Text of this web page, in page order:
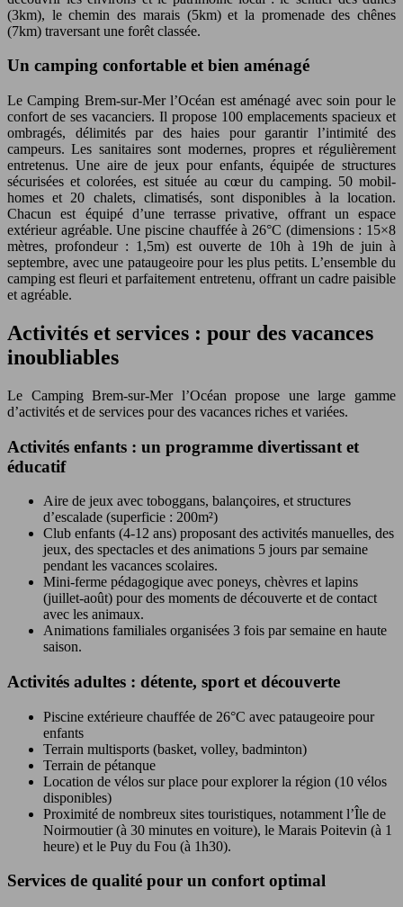
(3km), le chemin des marais (5km) et la promenade des chênes
(7km) traversant une forêt classée.
Un camping confortable et bien aménagé
Le Camping Brem-sur-Mer l’Océan est aménagé avec soin pour le
confort de ses vacanciers. Il propose 100 emplacements spacieux et
ombragés, délimités par des haies pour garantir l’intimité des
campeurs. Les sanitaires sont modernes, propres et régulièrement
entretenus. Une aire de jeux pour enfants, équipée de structures
sécurisées et colorées, est située au cœur du camping. 50 mobil-
homes et 20 chalets, climatisés, sont disponibles à la location.
Chacun est équipé d’une terrasse privative, offrant un espace
extérieur agréable. Une piscine chauffée à 26°C (dimensions : 15×8
mètres, profondeur : 1,5m) est ouverte de 10h à 19h de juin à
septembre, avec une pataugeoire pour les plus petits. L’ensemble du
camping est fleuri et parfaitement entretenu, offrant un cadre paisible
et agréable.
Activités et services : pour des vacances
inoubliables
Le Camping Brem-sur-Mer l’Océan propose une large gamme
d’activités et de services pour des vacances riches et variées.
Activités enfants : un programme divertissant et
éducatif
Aire de jeux avec toboggans, balançoires, et structures
d’escalade (superficie : 200m²)
Club enfants (4-12 ans) proposant des activités manuelles, des
jeux, des spectacles et des animations 5 jours par semaine
pendant les vacances scolaires.
Mini-ferme pédagogique avec poneys, chèvres et lapins
(juillet-août) pour des moments de découverte et de contact
avec les animaux.
Animations familiales organisées 3 fois par semaine en haute
saison.
Activités adultes : détente, sport et découverte
Piscine extérieure chauffée de 26°C avec pataugeoire pour
enfants
Terrain multisports (basket, volley, badminton)
Terrain de pétanque
Location de vélos sur place pour explorer la région (10 vélos
disponibles)
Proximité de nombreux sites touristiques, notamment l’Île de
Noirmoutier (à 30 minutes en voiture), le Marais Poitevin (à 1
heure) et le Puy du Fou (à 1h30).
Services de qualité pour un confort optimal